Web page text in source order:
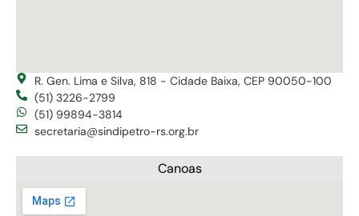
R. Gen. Lima e Silva, 818 - Cidade Baixa, CEP 90050-100
(51) 3226-2799
(51) 99894-3814
secretaria@sindipetro-rs.org.br
Canoas